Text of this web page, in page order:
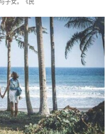
子女。《民